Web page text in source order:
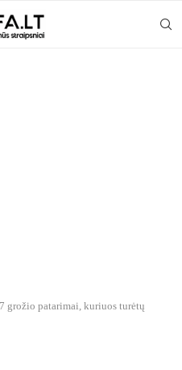
7 grožio patarimai, kuriuos turėtų